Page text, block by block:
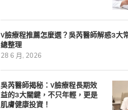
V臉療程推薦怎麼選？吳芮醫師解惑3大
總整理
28 6 月, 2026
吳芮醫師揭秘：V臉療程長期效
益的3大關鍵，不只年輕，更是
肌膚健康投資！